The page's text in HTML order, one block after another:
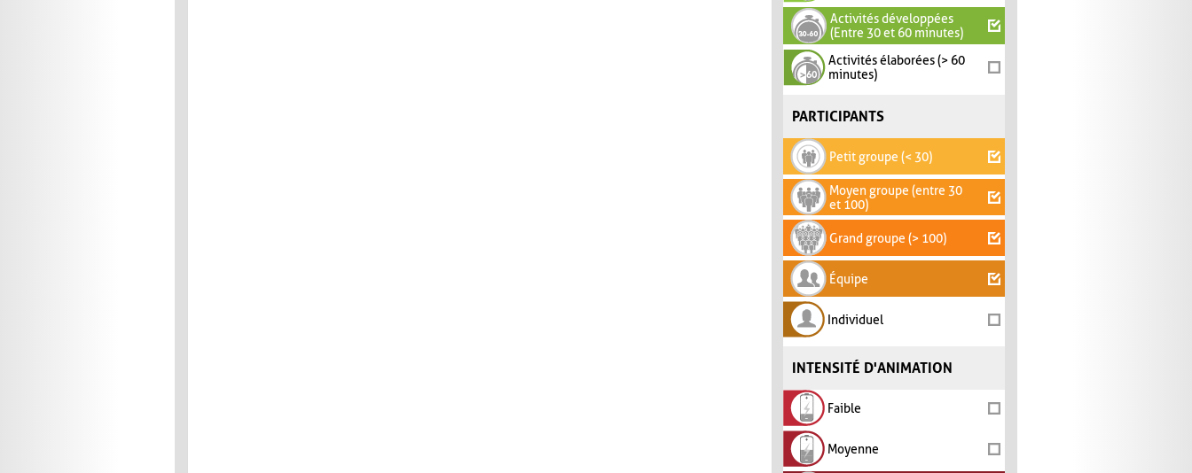
Activités développées
(Entre 30 et 60 minutes)
Activités élaborées (> 60
minutes)
PARTICIPANTS
Petit groupe (< 30)
Moyen groupe (entre 30
et 100)
Grand groupe (> 100)
Équipe
Individuel
INTENSITÉ D'ANIMATION
Faible
Moyenne